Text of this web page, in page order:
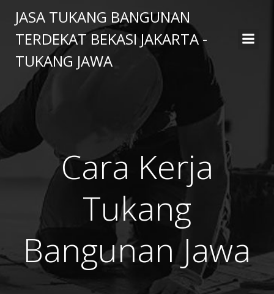
to
content
JASA TUKANG BANGUNAN
TERDEKAT BEKASI JAKARTA -
TUKANG JAWA
Cara Kerja
Tukang
Bangunan Jawa